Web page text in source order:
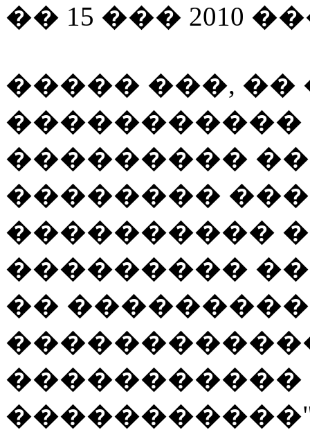
�� 15 ��� 2010
����� ���,
���������
��������
����������
���������
��
�����������